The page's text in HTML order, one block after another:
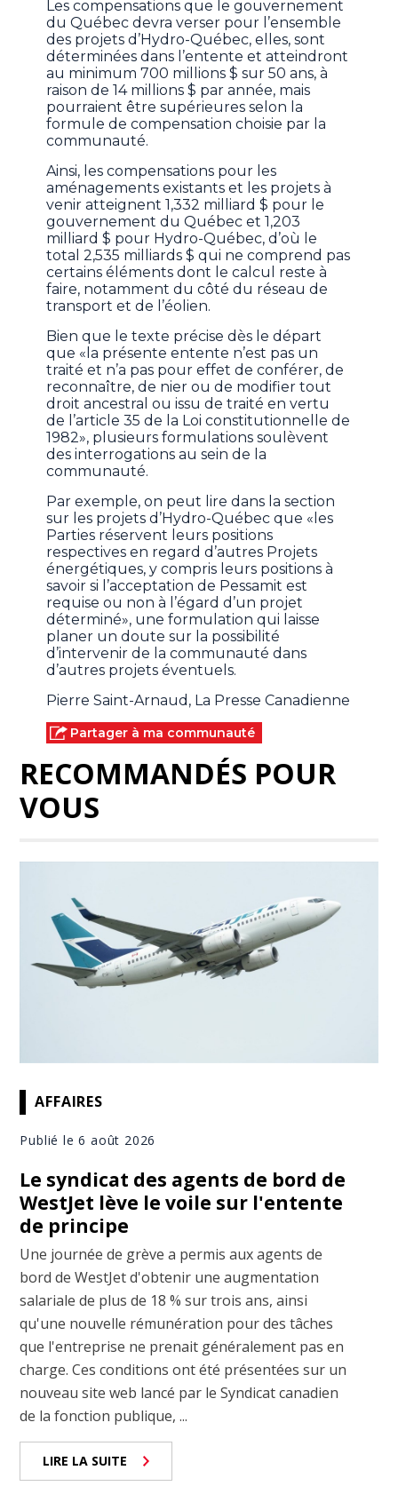
Les compensations que le gouvernement
du Québec devra verser pour l’ensemble
des projets d’Hydro-Québec, elles, sont
déterminées dans l’entente et atteindront
au minimum 700 millions $ sur 50 ans, à
raison de 14 millions $ par année, mais
pourraient être supérieures selon la
formule de compensation choisie par la
communauté.
Ainsi, les compensations pour les
aménagements existants et les projets à
venir atteignent 1,332 milliard $ pour le
gouvernement du Québec et 1,203
milliard $ pour Hydro-Québec, d’où le
total 2,535 milliards $ qui ne comprend pas
certains éléments dont le calcul reste à
faire, notamment du côté du réseau de
transport et de l’éolien.
Bien que le texte précise dès le départ
que «la présente entente n’est pas un
traité et n’a pas pour effet de conférer, de
reconnaître, de nier ou de modifier tout
droit ancestral ou issu de traité en vertu
de l’article 35 de la Loi constitutionnelle de
1982», plusieurs formulations soulèvent
des interrogations au sein de la
communauté.
Par exemple, on peut lire dans la section
sur les projets d’Hydro-Québec que «les
Parties réservent leurs positions
respectives en regard d’autres Projets
énergétiques, y compris leurs positions à
savoir si l’acceptation de Pessamit est
requise ou non à l’égard d’un projet
déterminé», une formulation qui laisse
planer un doute sur la possibilité
d’intervenir de la communauté dans
d’autres projets éventuels.
Pierre Saint-Arnaud, La Presse Canadienne
Partager à ma communauté
RECOMMANDÉS POUR
VOUS
AFFAIRES
Publié le 6 août 2026
Le syndicat des agents de bord de
WestJet lève le voile sur l'entente
de principe
Une journée de grève a permis aux agents de
bord de WestJet d'obtenir une augmentation
salariale de plus de 18 % sur trois ans, ainsi
qu'une nouvelle rémunération pour des tâches
que l'entreprise ne prenait généralement pas en
charge. Ces conditions ont été présentées sur un
nouveau site web lancé par le Syndicat canadien
de la fonction publique, ...
LIRE LA SUITE